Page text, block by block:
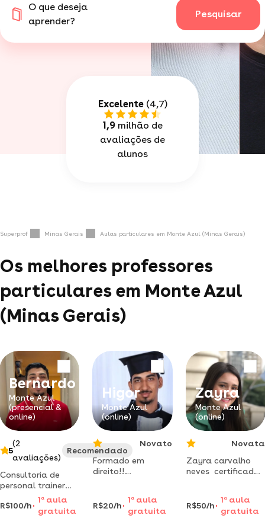
O que deseja
aprender?
Pesquisar
Excelente(4,7)
1,9milhão de
avaliações de
alunos
Superprof Minas Gerais Aulas particulares em Monte Azul (Minas Gerais)
Os melhores professores
particulares em Monte Azul
(Minas Gerais)
Bernardo
Monte Azul
(presencial &
online)
5
(2
avaliações)
Recomendado
Consultoria de
personal trainer
com foco em
musculação e
calistenia,
R$100/h
1 aaula
gratuita
Higor
Monte Azul
(online)
Novato
Formado em
direito!!
ensino médio, foco
R$20/h
1 a aula
gratuita
Zayra
Monte Azul
(online)
Novata
Zayra carvalho
neves certificado
(cefr) • oral: nível
R$50/h
1 aaula
gratuita